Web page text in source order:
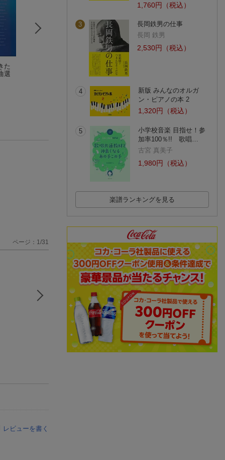
た
選
ピアノトリオ 葉加瀬
太郎・西村由紀江・
Adagio Vol.1(1件)
Adagio Vol.2
ページ：1/31
レビューを書く
1,760円（税込）
3
長岡鉄男の仕事
長岡 鉄男
2,530円（税込）
4
新版 みんなのオルガ
ン・ピアノの本 2
1,320円（税込）
5
小学校音楽 目指せ！参
加率100％!! 歌唱…
古宮 真美子
1,980円（税込）
楽譜ランキングを見る